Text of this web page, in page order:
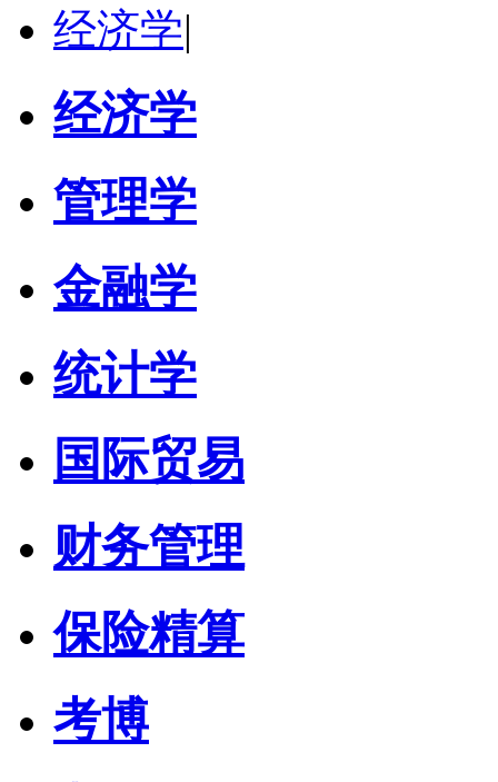
经济学|
经济学
管理学
金融学
统计学
国际贸易
财务管理
保险精算
考博